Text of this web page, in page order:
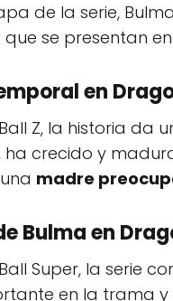
de la serie,
se presentan
en
Z, la historia da
ha crecido y
madre
Bulma en
Super, la serie
en la trama y